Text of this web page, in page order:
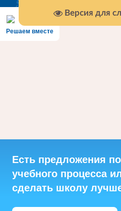
Версия для
Решаем вместе
Есть предложения
учебного процесса
сделать школу